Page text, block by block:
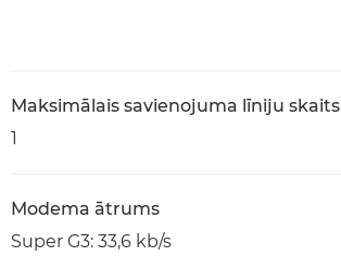
Maksimālais savienojuma līniju skaits
1
Modema ātrums
Super G3: 33,6 kb/s